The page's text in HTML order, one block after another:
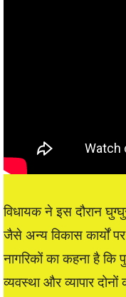
विधायक ने इस दौरान
जैसे अन्य विकास कार्यों
नागरिकों का कहना है कि
व्यवस्था और व्यापार दोनों